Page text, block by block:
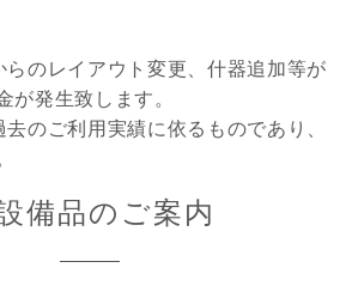
のレイアウト変更、什器追加等が
が発生致します。
のご利用実績に依るものであり、
備品のご案内